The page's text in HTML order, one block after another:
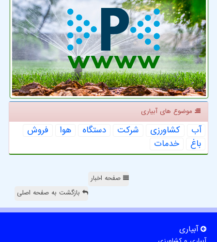
موضوع های آبیاری
آب كشاورزی شركت دستگاه هوا
فروش
باغ
خدمات
صفحه اخبار
بازگشت به صفحه اصلی
آبیاری